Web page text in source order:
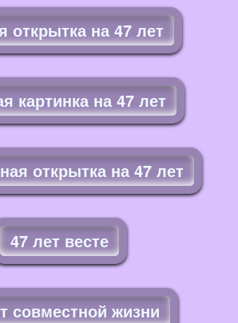
открытка на 47 лет
картинка на 47 лет
открытка на 47 лет
47 лет весте
совместной жизни